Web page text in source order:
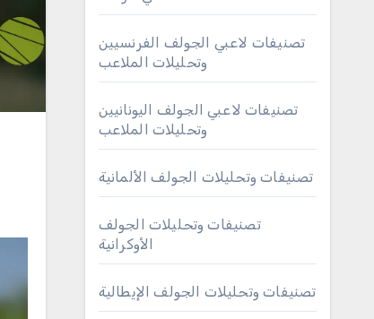
تصنيفات لاعبي الجولف الفرنسيين
وتحليلات الملاعب
تصنيفات لاعبي الجولف اليونانيين
وتحليلات الملاعب
تصنيفات وتحليلات الجولف الألمانية
تصنيفات وتحليلات الجولف
الأوكرانية
تصنيفات وتحليلات الجولف الإيطالية